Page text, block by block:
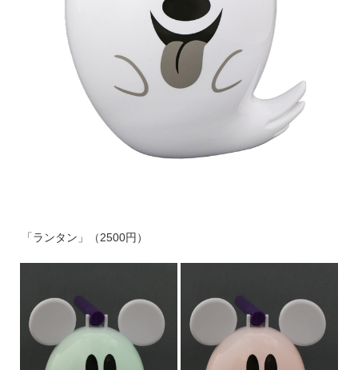
「ランタン」（2500円）